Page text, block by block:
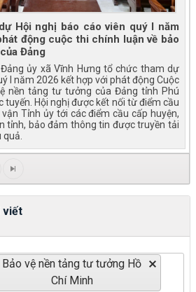
Hội nghị báo cáo viên quý I năm
động cuộc thi chính luận về bảo
Đảng
ủy xã Vĩnh Hưng tổ chức tham dự
I năm 2026 kết hợp với phát động Cuộc
nền tảng tư tưởng của Đảng tỉnh Phú
Hội nghị được kết nối từ điểm cầu
Tỉnh ủy tới các điểm cầu cấp huyện,
tỉnh, bảo đảm thông tin được truyền tải
quả.
viết
Bảo vệ nền tảng tư tưởng Hồ
Chí Minh